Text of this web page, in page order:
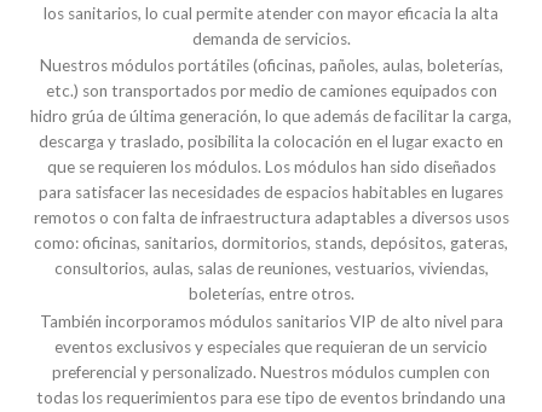
los sanitarios, lo cual permite atender con mayor eficacia la alta
demanda de servicios.
Nuestros módulos portátiles (oficinas, pañoles, aulas, boleterías,
etc.) son transportados por medio de camiones equipados con
hidro grúa de última generación, lo que además de facilitar la carga,
descarga y traslado, posibilita la colocación en el lugar exacto en
que se requieren los módulos. Los módulos han sido diseñados
para satisfacer las necesidades de espacios habitables en lugares
remotos o con falta de infraestructura adaptables a diversos usos
como: oficinas, sanitarios, dormitorios, stands, depósitos, gateras,
consultorios, aulas, salas de reuniones, vestuarios, viviendas,
boleterías, entre otros.
También incorporamos módulos sanitarios VIP de alto nivel para
eventos exclusivos y especiales que requieran de un servicio
preferencial y personalizado. Nuestros módulos cumplen con
todas los requerimientos para ese tipo de eventos brindando una